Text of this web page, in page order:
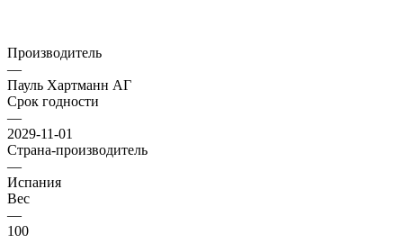
Производитель
—
Пауль Хартманн АГ
Срок годности
—
2029-11-01
Страна-производитель
—
Испания
Вес
—
100